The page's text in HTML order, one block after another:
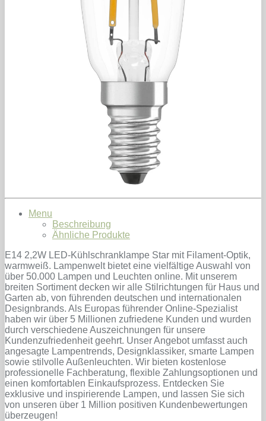
Menu
Beschreibung
Ähnliche Produkte
E14 2,2W LED-Kühlschranklampe Star mit Filament-Optik,
warmweiß. Lampenwelt bietet eine vielfältige Auswahl von
über 50.000 Lampen und Leuchten online. Mit unserem
breiten Sortiment decken wir alle Stilrichtungen für Haus und
Garten ab, von führenden deutschen und internationalen
Designbrands. Als Europas führender Online-Spezialist
haben wir über 5 Millionen zufriedene Kunden und wurden
durch verschiedene Auszeichnungen für unsere
Kundenzufriedenheit geehrt. Unser Angebot umfasst auch
angesagte Lampentrends, Designklassiker, smarte Lampen
sowie stilvolle Außenleuchten. Wir bieten kostenlose
professionelle Fachberatung, flexible Zahlungsoptionen und
einen komfortablen Einkaufsprozess. Entdecken Sie
exklusive und inspirierende Lampen, und lassen Sie sich
von unseren über 1 Million positiven Kundenbewertungen
überzeugen!